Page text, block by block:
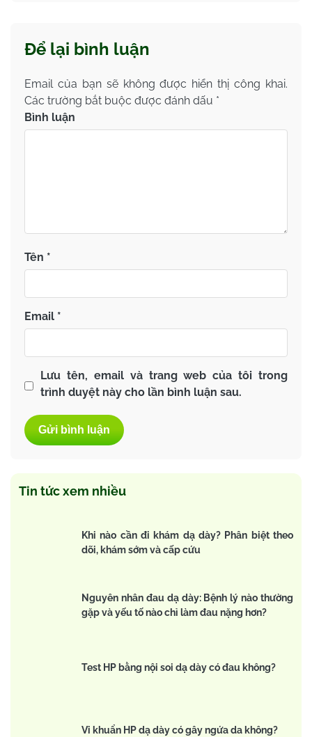
Để lại bình luận
Email của bạn sẽ không được hiển thị công khai.
Các trường bắt buộc được đánh dấu *
Bình luận
Tên *
Email *
Lưu tên, email và trang web của tôi trong
trình duyệt này cho lần bình luận sau.
Tin tức xem nhiều
Khi nào cần đi khám dạ dày? Phân biệt theo
dõi, khám sớm và cấp cứu
Nguyên nhân đau dạ dày: Bệnh lý nào thường
gặp và yếu tố nào chỉ làm đau nặng hơn?
Test HP bằng nội soi dạ dày có đau không?
Vi khuẩn HP dạ dày có gây ngứa da không?